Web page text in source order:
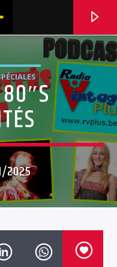
PLUS
80″S
2025